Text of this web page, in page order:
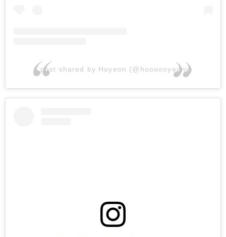
A post shared by Hoyeon (@hoooooyeony)